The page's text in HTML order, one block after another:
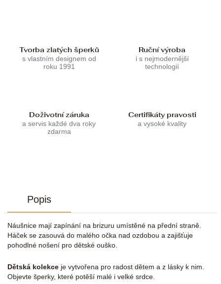
Tvorba zlatých šperků
s vlastním designem od
roku 1991
Ruční výroba
i s nejmodernější
technologií
Doživotní záruka
a servis každé dva roky
zdarma
Certifikáty pravosti
a vysoké kvality
Popis
Náušnice mají zapínání na brizuru umístěné na přední straně.
Háček se zasouvá do malého očka nad ozdobou a zajišťuje
pohodlné nošení pro dětské ouško.
Dětská kolekce je vytvořena pro radost dětem a z lásky k nim.
Objevte šperky, které potěší malé i velké srdce.